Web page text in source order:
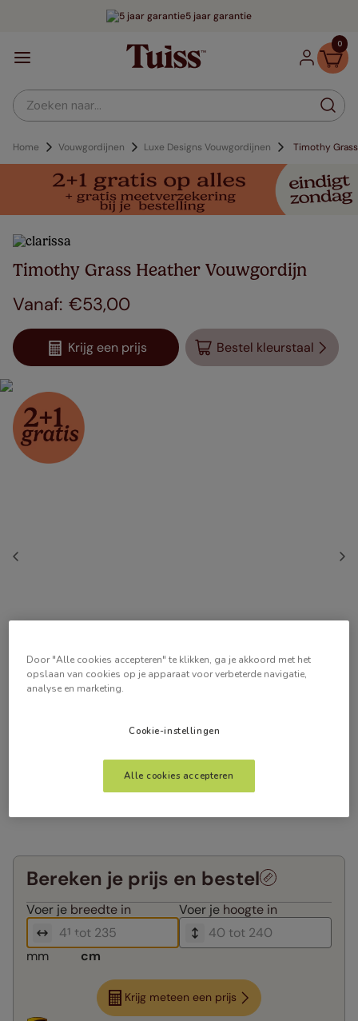
5 jaar garantie
0
Zoeken naar...
Home Vouwgordijnen Luxe Designs Vouwgordijnen Timothy
Timothy Grass Heather Vouwgordijn
€53,00
Krijg een prijs Bestel kleurstaal
Bereken je prijs en bestel
Voer je breedte in Voer je hoogte in
mm cm
Krijg meteen een prijs
Door "Alle cookies accepteren" te klikken, ga je akkoord met het
opslaan van cookies op je apparaat voor verbeterde navigatie,
analyse en marketing.
Cookie-instellingen
Alle cookies accepteren